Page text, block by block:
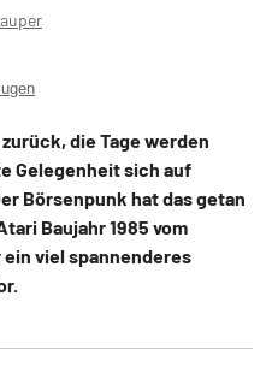
die Tage werden
Gelegenheit sich auf
Börsenpunk hat das getan
Baujahr 1985 vom
viel spannenderes